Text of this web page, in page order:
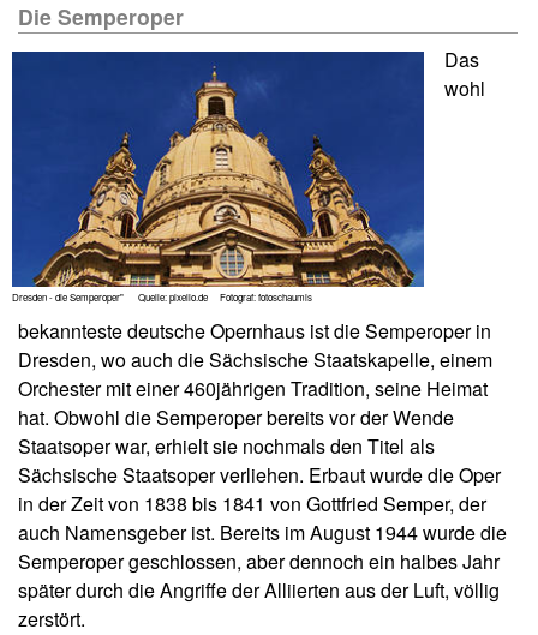
Die Semperoper
Dresden - die Semperoper" Quelle: pixelio.de Fotograf: fotoschaumis
Das
wohl
bekannteste deutsche Opernhaus ist die Semperoper in
Dresden, wo auch die Sächsische Staatskapelle, einem
Orchester mit einer 460jährigen Tradition, seine Heimat
hat. Obwohl die Semperoper bereits vor der Wende
Staatsoper war, erhielt sie nochmals den Titel als
Sächsische Staatsoper verliehen. Erbaut wurde die Oper
in der Zeit von 1838 bis 1841 von Gottfried Semper, der
auch Namensgeber ist. Bereits im August 1944 wurde die
Semperoper geschlossen, aber dennoch ein halbes Jahr
später durch die Angriffe der Alliierten aus der Luft, völlig
zerstört.